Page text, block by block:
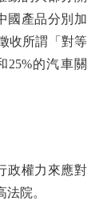
國產品分別加
收所謂「對等
25%的汽車關
權力來應對
院。